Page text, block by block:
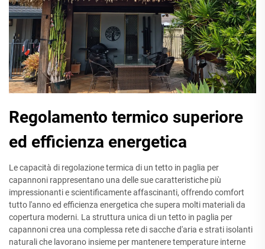
Regolamento termico superiore
ed efficienza energetica
Le capacità di regolazione termica di un tetto in paglia per
capannoni rappresentano una delle sue caratteristiche più
impressionanti e scientificamente affascinanti, offrendo comfort
tutto l'anno ed efficienza energetica che supera molti materiali da
copertura moderni. La struttura unica di un tetto in paglia per
capannoni crea una complessa rete di sacche d'aria e strati isolanti
naturali che lavorano insieme per mantenere temperature interne